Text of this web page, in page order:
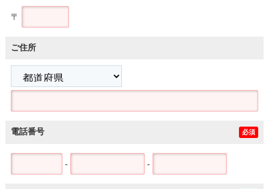
〒
ご住所
電話番号 必須
- -